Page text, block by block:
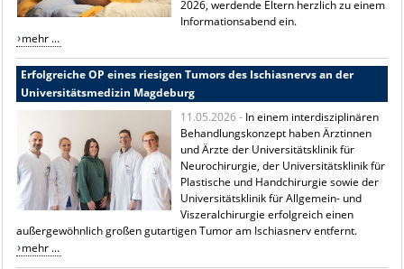
2026, werdende Eltern herzlich zu einem
Informationsabend ein.
mehr ...
Erfolgreiche OP eines riesigen Tumors des Ischiasnervs an der
Universitätsmedizin Magdeburg
11.05.2026 - In einem interdisziplinären
Behandlungskonzept haben Ärztinnen
und Ärzte der Universitätsklinik für
Neurochirurgie, der Universitätsklinik für
Plastische und Handchirurgie sowie der
Universitätsklinik für Allgemein- und
Viszeralchirurgie erfolgreich einen
außergewöhnlich großen gutartigen Tumor am Ischiasnerv entfernt.
mehr ...